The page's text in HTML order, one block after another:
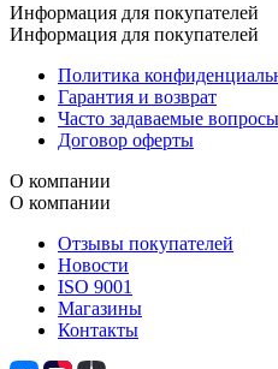
Информация для покупателей
Информация для покупателей
Политика
Гарантия и возврат
Часто задаваемые
Договор оферты
О компании
О компании
Отзывы покупателей
Новости
ISO 9001
Магазины
Контакты